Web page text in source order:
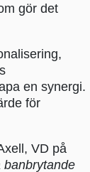
gör det
en synergi.
för
VD på
banbrytande